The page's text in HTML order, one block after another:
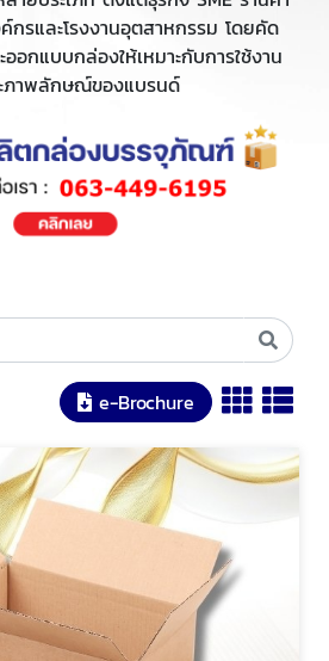
กรและโรงงานอุตสาหกรรม โดยคัด
กแบบกล่องให้เหมาะกับการใช้งาน
ภาพลักษณ์ของแบรนด์
e-Brochure